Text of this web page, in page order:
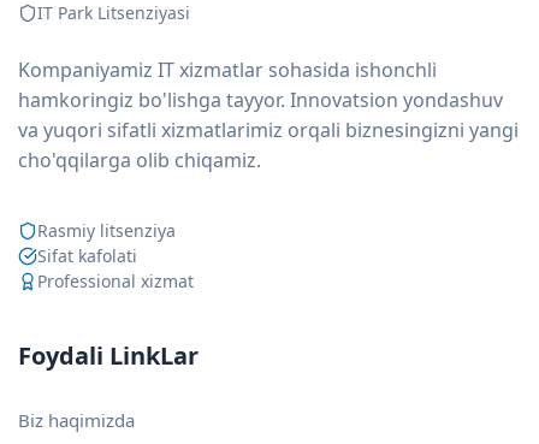
IT Park Litsenziyasi
Kompaniyamiz IT xizmatlar sohasida ishonchli
hamkoringiz bo'lishga tayyor. Innovatsion yondashuv
va yuqori sifatli xizmatlarimiz orqali biznesingizni yangi
cho'qqilarga olib chiqamiz.
Rasmiy litsenziya
Sifat kafolati
Professional xizmat
Foydali LinkLar
Biz haqimizda